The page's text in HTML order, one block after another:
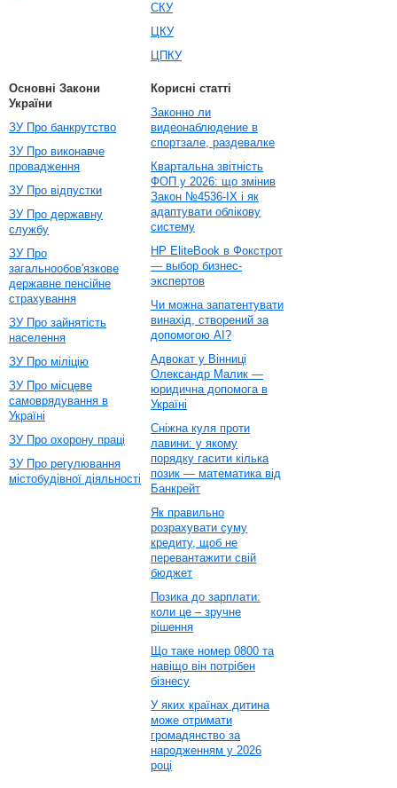
СКУ
ЦКУ
ЦПКУ
Основні Закони
України
ЗУ Про банкрутство
ЗУ Про виконавче
провадження
ЗУ Про відпустки
ЗУ Про державну
службу
ЗУ Про
загальнообов'язкове
державне пенсійне
страхування
ЗУ Про зайнятість
населення
ЗУ Про міліцію
ЗУ Про місцеве
самоврядування в
Україні
ЗУ Про охорону праці
ЗУ Про регулювання
містобудівної діяльності
Корисні статті
Законно ли
видеонаблюдение в
спортзале, раздевалке
Квартальна звітність
ФОП у 2026: що змінив
Закон №4536-IX і як
адаптувати облікову
систему
HP EliteBook в Фокстрот
— выбор бизнес-
экспертов
Чи можна запатентувати
винахід, створений за
допомогою AI?
Адвокат у Вінниці
Олександр Малик —
юридична допомога в
Україні
Сніжна куля проти
лавини: у якому
порядку гасити кілька
позик — математика від
Банкрейт
Як правильно
розрахувати суму
кредиту, щоб не
перевантажити свій
бюджет
Позика до зарплати:
коли це – зручне
рішення
Що таке номер 0800 та
навіщо він потрібен
бізнесу
У яких країнах дитина
може отримати
громадянство за
народженням у 2026
році